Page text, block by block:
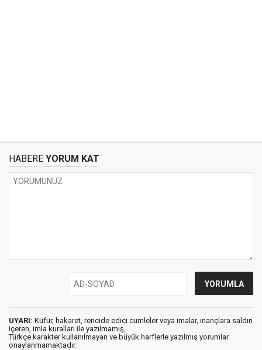
HABERE YORUM KAT
UYARI: Küfür, hakaret, rencide edici cümleler veya imalar, inançlara saldırı
içeren, imla kuralları ile yazılmamış,
Türkçe karakter kullanılmayan ve büyük harflerle yazılmış yorumlar
onaylanmamaktadır.